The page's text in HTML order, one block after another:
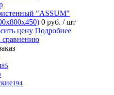
"ASSUM"
0 руб. / шт
цену Подробнее
сравнению
85
194